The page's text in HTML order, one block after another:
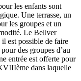
les enfants sont
Une terrasse, un
les groupes et un
Le Bellver
est possible de faire
des groupes d’au
entrée est offerte pour
dans laquelle